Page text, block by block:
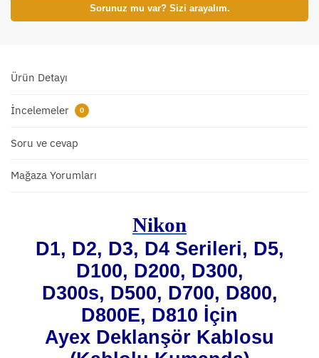
Sorunuz mu var? Sizi arayalım.
Ürün Detayı
İncelemeler 0
Soru ve cevap
Mağaza Yorumları
Nikon
D1, D2, D3, D4 Serileri, D5,
D100, D200, D300,
D300s, D500, D700, D800,
D800E, D810 İçin
Ayex Deklanşör Kablosu